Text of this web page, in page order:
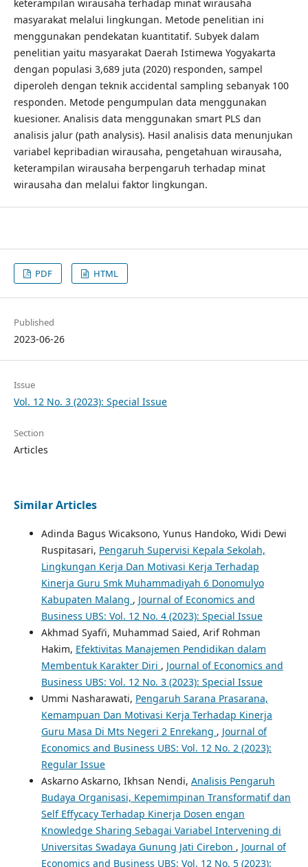
keterampilan wirausaha terhadap minat wirausaha
masyarakat melalui lingkungan. Metode penelitian ini
menggunakan pendekatan kuantitatif. Subyek dalam
penelitian yaitu masyarakat Daerah Istimewa Yogyakarta
dengan populasi 3,689 juta (2020) responden, sampel
diperoleh dengan teknik accidental sampling sebanyak 100
responden. Metode pengumpulan data menggunakan
kuesioner. Analisis data menggunakan smart PLS dan
analisis jalur (path analysis). Hasil analisis data menunjukan
variabel kepribadian wirausaha, pengetahuan wirausaha,
keterampilan wirausaha berpengaruh terhadap minat
wirausaha dan melalui faktor lingkungan.
PDF HTML
Published
2023-06-26
Issue
Vol. 12 No. 3 (2023): Special Issue
Section
Articles
Similar Articles
Adinda Bagus Wicaksono, Yunus Handoko, Widi Dewi
Ruspitasari, Pengaruh Supervisi Kepala Sekolah,
Lingkungan Kerja Dan Motivasi Kerja Terhadap
Kinerja Guru Smk Muhammadiyah 6 Donomulyo
Kabupaten Malang , Journal of Economics and
Business UBS: Vol. 12 No. 4 (2023): Special Issue
Akhmad Syafi’i, Muhammad Saied, Arif Rohman
Hakim, Efektivitas Manajemen Pendidikan dalam
Membentuk Karakter Diri , Journal of Economics and
Business UBS: Vol. 12 No. 3 (2023): Special Issue
Ummi Nasharawati, Pengaruh Sarana Prasarana,
Kemampuan Dan Motivasi Kerja Terhadap Kinerja
Guru Masa Di Mts Negeri 2 Enrekang , Journal of
Economics and Business UBS: Vol. 12 No. 2 (2023):
Regular Issue
Askarno Askarno, Ikhsan Nendi, Analisis Pengaruh
Budaya Organisasi, Kepemimpinan Transformatif dan
Self Effycacy Terhadap Kinerja Dosen engan
Knowledge Sharing Sebagai Variabel Intervening di
Universitas Swadaya Gunung Jati Cirebon , Journal of
Economics and Business UBS: Vol. 12 No. 5 (2023):